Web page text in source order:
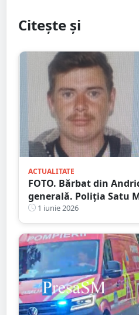
Citește și
ACTUALITATE
FOTO. Bărbat din
generală. Poliția Satu
tot1 iunie 2026